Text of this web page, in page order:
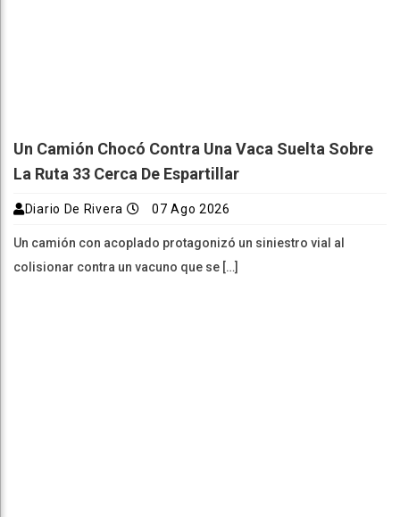
Un Camión Chocó Contra Una Vaca Suelta Sobre
La Ruta 33 Cerca De Espartillar
Diario De Rivera 07 Ago 2026
Un camión con acoplado protagonizó un siniestro vial al
colisionar contra un vacuno que se […]